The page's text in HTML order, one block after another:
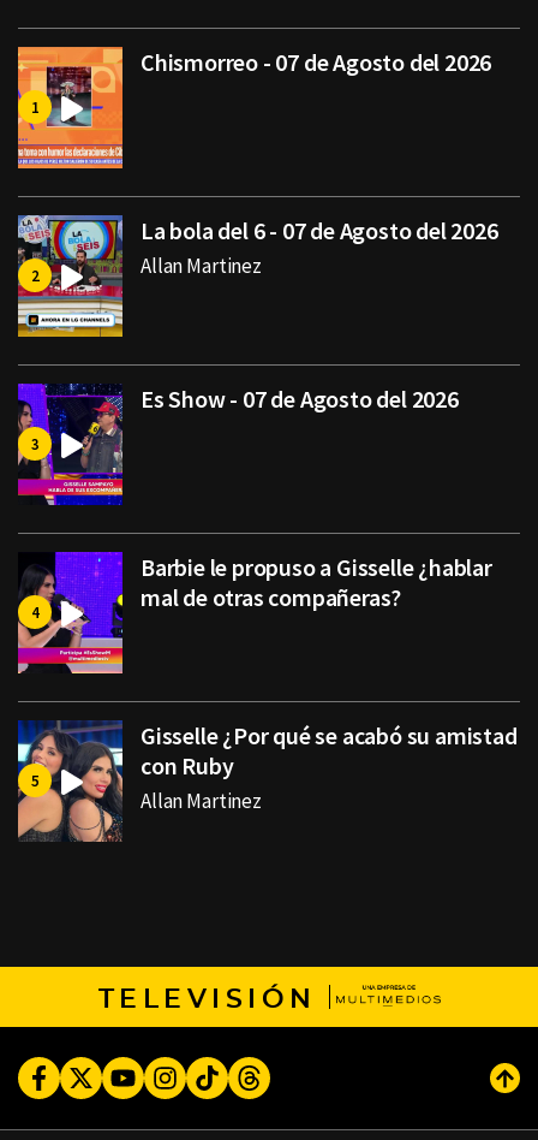
Chismorreo - 07 de Agosto del 2026
La bola del 6 - 07 de Agosto del 2026
Allan Martinez
Es Show - 07 de Agosto del 2026
Barbie le propuso a Gisselle ¿hablar
mal de otras compañeras?
Gisselle ¿Por qué se acabó su amistad
con Ruby
Allan Martinez
TELEVISIÓN
FacebookTwitterYoutubeInstagram
TikTokThreads